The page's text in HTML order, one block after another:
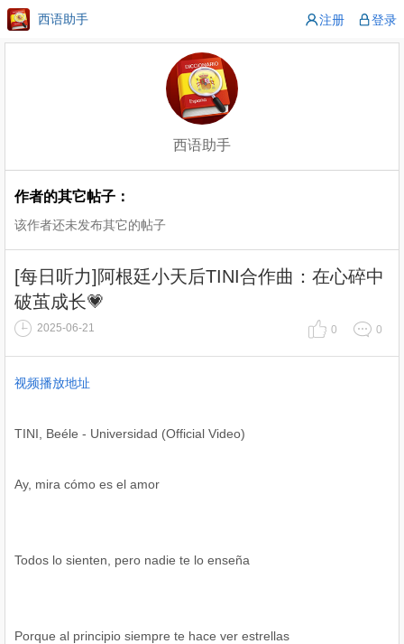
西语助手 注册 登录
西语助手
作者的其它帖子：
该作者还未发布其它的帖子
[每日听力]阿根廷小天后TINI合作曲：在心碎中
破茧成长💗
2025-06-21 0 0
视频播放地址
TINI, Beéle - Universidad (Official Video)
Ay, mira cómo es el amor
Todos lo sienten, pero nadie te lo enseña
Porque al principio siempre te hace ver estrellas